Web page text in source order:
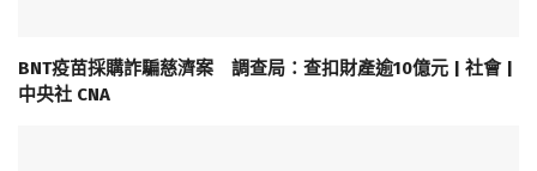
BNT疫苗採購詐騙慈濟案 調查局：查扣財產逾10億元 | 社會 |
中央社 CNA